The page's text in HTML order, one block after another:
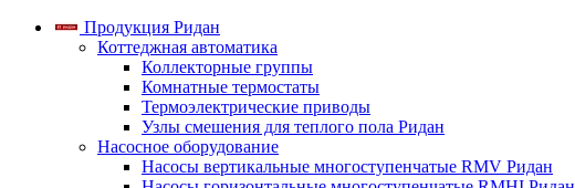
Продукция Ридан
Коттеджная автоматика
Коллекторные группы
Комнатные термостаты
Термоэлектрические приводы
Узлы смешения для теплого пола Ридан
Насосное оборудование
Насосы вертикальные многоступенчатые RMV Ридан